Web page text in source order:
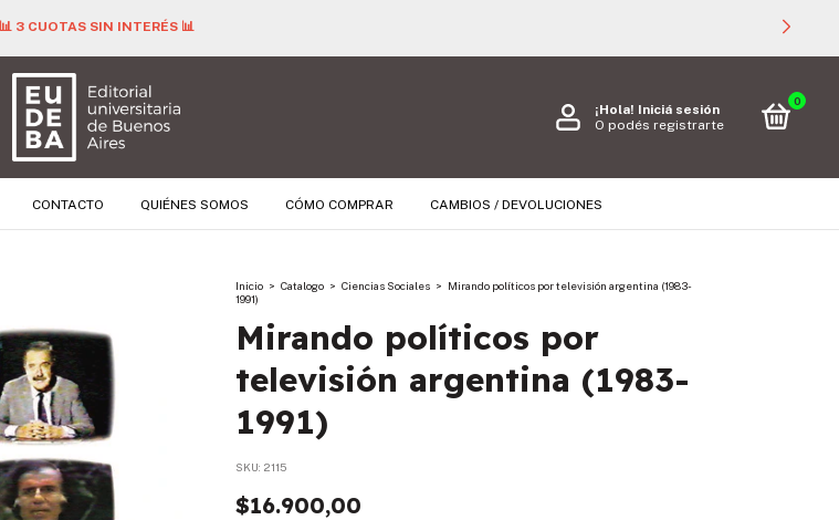
📊 3 CUOTAS SIN INTERÉS 📊
¡Hola! Iniciá sesión
O podés registrarte
0
CONTACTO QUIÉNES SOMOS CÓMO COMPRAR CAMBIOS / DEVOLUCIONES
Inicio > Catalogo > Ciencias Sociales > Mirando políticos por televisión argentina (1983-
1991)
Mirando políticos por
televisión argentina (1983-
1991)
SKU: 2115
$16.900,00